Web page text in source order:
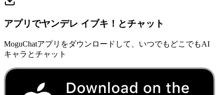
アプリでヤンデレ イブキ！とチャット
MoguChatアプリをダウンロードして、いつでもどこでもAI
キャラとチャット